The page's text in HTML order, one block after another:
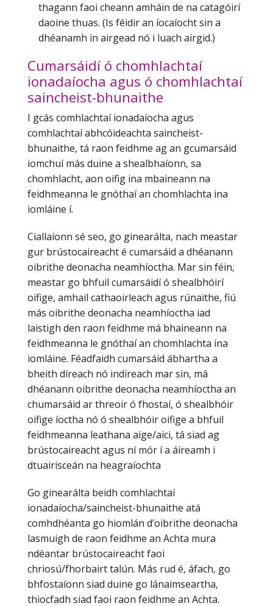
thagann faoi cheann amháin de na catagóirí
daoine thuas. (Is féidir an íocaíocht sin a
dhéanamh in airgead nó i luach airgid.)
Cumarsáidí ó chomhlachtaí
ionadaíocha agus ó chomhlachtaí
saincheist-bhunaithe
I gcás comhlachtaí ionadaíocha agus
comhlachtaí abhcóideachta saincheist-
bhunaithe, tá raon feidhme ag an gcumarsáid
iomchuí más duine a shealbhaíonn, sa
chomhlacht, aon oifig ina mbaineann na
feidhmeanna le gnóthaí an chomhlachta ina
iomláine í.
Ciallaíonn sé seo, go ginearálta, nach meastar
gur brústocaireacht é cumarsáid a dhéanann
oibrithe deonacha neamhíoctha. Mar sin féin,
meastar go bhfuil cumarsáidí ó shealbhóirí
oifige, amhail cathaoirleach agus rúnaithe, fiú
más oibrithe deonacha neamhíoctha iad
laistigh den raon feidhme má bhaineann na
feidhmeanna le gnóthaí an chomhlachta ina
iomláine. Féadfaidh cumarsáid ábhartha a
bheith díreach nó indíreach mar sin, má
dhéanann oibrithe deonacha neamhíoctha an
chumarsáid ar threoir ó fhostaí, ó shealbhóir
oifige íoctha nó ó shealbhóir oifige a bhfuil
feidhmeanna leathana aige/aici, tá siad ag
brústocaireacht agus ní mór í a áireamh i
dtuairisceán na heagraíochta
Go ginearálta beidh comhlachtaí
ionadaíocha/saincheist-bhunaithe atá
comhdhéanta go hiomlán d’oibrithe deonacha
lasmuigh de raon feidhme an Achta mura
ndéantar brústocaireacht faoi
chriosú/fhorbairt talún. Más rud é, áfach, go
bhfostaíonn siad duine go lánaimseartha,
thiocfadh siad faoi raon feidhme an Achta.